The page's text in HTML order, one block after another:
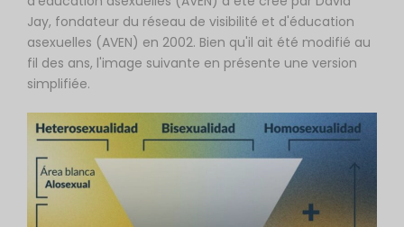
Jay, fondateur du réseau de visibilité et d'éducation
asexuelles (AVEN) en 2002. Bien qu'il ait été modifié au
fil des ans, l'image suivante en présente une version
simplifiée.